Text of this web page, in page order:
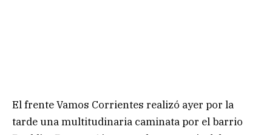
El frente Vamos Corrientes realizó ayer por la
tarde una multitudinaria caminata por el barrio